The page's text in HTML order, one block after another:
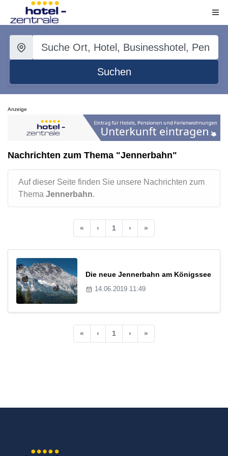
Suchen
Anzeige
Nachrichten zum Thema "Jennerbahn"
Auf dieser Seite finden Sie unsere Nachrichten zum
Thema Jennerbahn.
« ‹ 1 › »
Die neue Jennerbahn am Königssee
14.06.2019 11:49
« ‹ 1 › »